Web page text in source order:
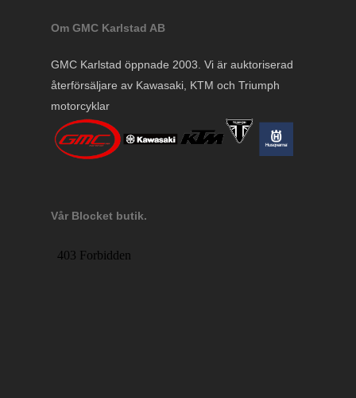
Om GMC Karlstad AB
GMC Karlstad öppnade 2003. Vi är auktoriserad
återförsäljare av Kawasaki, KTM och Triumph
motorcyklar
Vår Blocket butik.